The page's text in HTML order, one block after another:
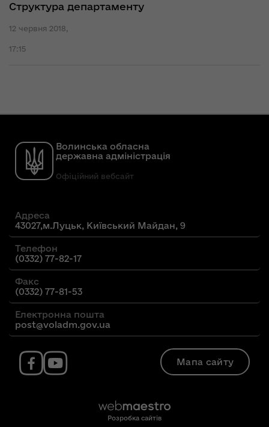
Структура департаменту
12 червня 2018,
17:15
Волинська обласна
державна адміністрація
Офіційний вебсайт
Адреса
43027,м.Луцьк, Київський Майдан, 9
Телефон
(0332) 77-82-17
Факс
(0332) 77-81-53
Електронна пошта
post@voladm.gov.ua
Мапа сайту
Розробка сайтів